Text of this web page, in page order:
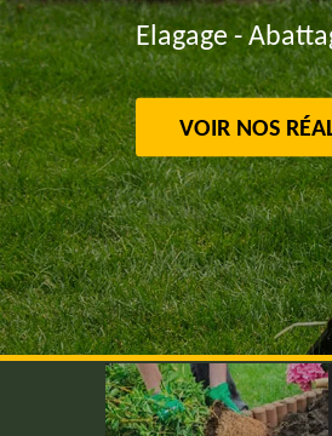
Elagage -
VOIR NOS